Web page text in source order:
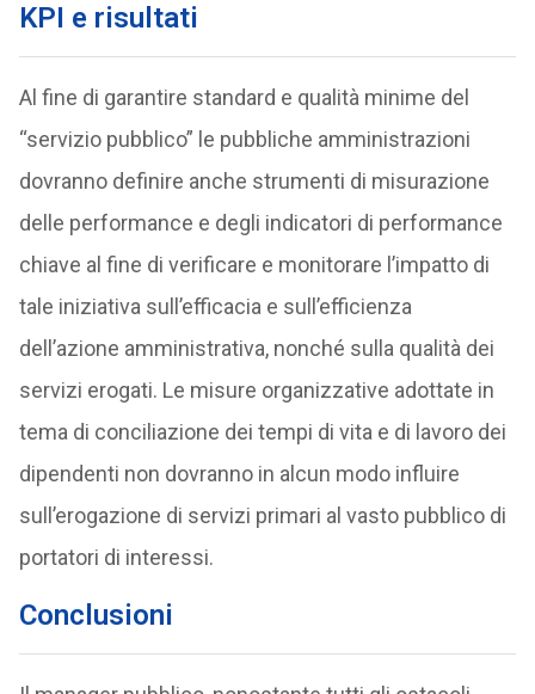
KPI e risultati
Al fine di garantire standard e qualità minime del
“servizio pubblico” le pubbliche amministrazioni
dovranno definire anche strumenti di misurazione
delle performance e degli indicatori di performance
chiave al fine di verificare e monitorare l’impatto di
tale iniziativa sull’efficacia e sull’efficienza
dell’azione amministrativa, nonché sulla qualità dei
servizi erogati. Le misure organizzative adottate in
tema di conciliazione dei tempi di vita e di lavoro dei
dipendenti non dovranno in alcun modo influire
sull’erogazione di servizi primari al vasto pubblico di
portatori di interessi.
Conclusioni